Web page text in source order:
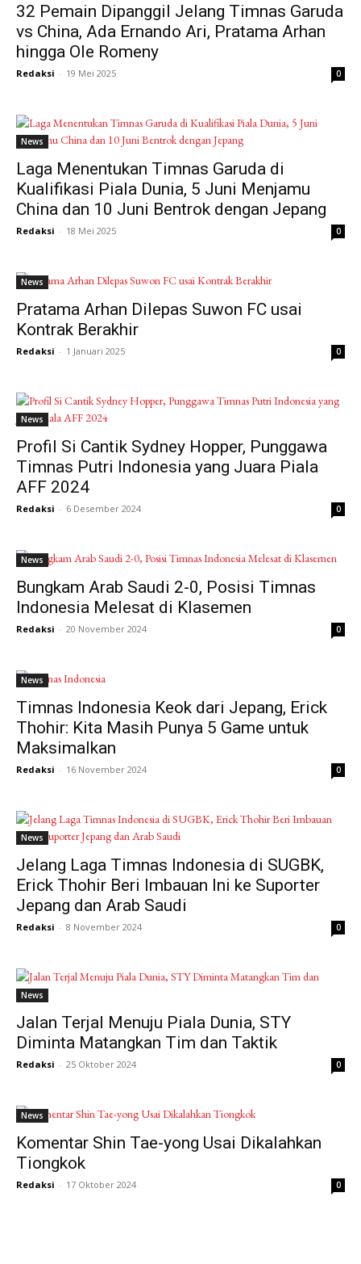
32 Pemain Dipanggil Jelang Timnas Garuda
vs China, Ada Ernando Ari, Pratama Arhan
hingga Ole Romeny
Redaksi - 19 Mei 2025 0
News
Laga Menentukan Timnas Garuda di
Kualifikasi Piala Dunia, 5 Juni Menjamu
China dan 10 Juni Bentrok dengan Jepang
Redaksi - 18 Mei 2025 0
News
Pratama Arhan Dilepas Suwon FC usai
Kontrak Berakhir
Redaksi - 1 Januari 2025 0
News
Profil Si Cantik Sydney Hopper, Punggawa
Timnas Putri Indonesia yang Juara Piala
AFF 2024
Redaksi - 6 Desember 2024 0
News
Bungkam Arab Saudi 2-0, Posisi Timnas
Indonesia Melesat di Klasemen
Redaksi - 20 November 2024 0
News
Timnas Indonesia Keok dari Jepang, Erick
Thohir: Kita Masih Punya 5 Game untuk
Maksimalkan
Redaksi - 16 November 2024 0
News
Jelang Laga Timnas Indonesia di SUGBK,
Erick Thohir Beri Imbauan Ini ke Suporter
Jepang dan Arab Saudi
Redaksi - 8 November 2024 0
News
Jalan Terjal Menuju Piala Dunia, STY
Diminta Matangkan Tim dan Taktik
Redaksi - 25 Oktober 2024 0
News
Komentar Shin Tae-yong Usai Dikalahkan
Tiongkok
Redaksi - 17 Oktober 2024 0